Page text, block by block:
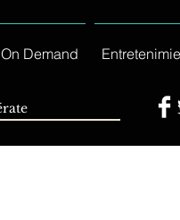
On Demand